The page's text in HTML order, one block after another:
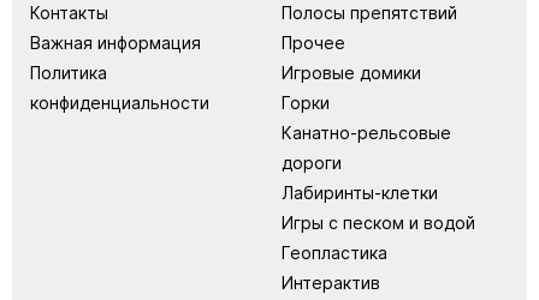
Контакты
Важная информация
Политика
конфиденциальности
Полосы препятствий
Прочее
Игровые домики
Горки
Канатно-рельсовые
дороги
Лабиринты-клетки
Игры с песком и водой
Геопластика
Интерактив